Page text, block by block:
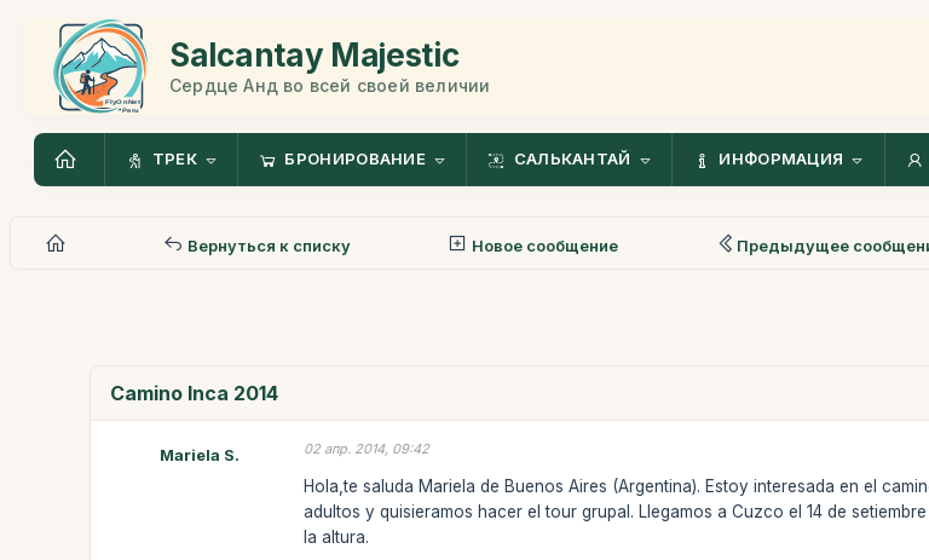
Salcantay Majestic
Сердце Анд во всей своей величии
ТРЕК БРОНИРОВАНИЕ САЛЬКАНТАЙ ИНФОРМАЦИЯ
Вернуться к списку Новое сообщение Предыдущее
Camino Inca 2014
Mariela S. 02 апр. 2014, 09:42
Hola,te saluda Mariela de Buenos Aires (Argentina). Estoy interesada en el
adultos y quisieramos hacer el tour grupal. Llegamos a Cuzco el 14 de
la altura.